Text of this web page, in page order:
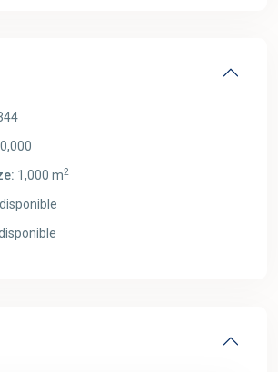
1,000 m2